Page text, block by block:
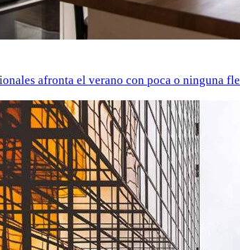
afronta el verano con poca o ninguna